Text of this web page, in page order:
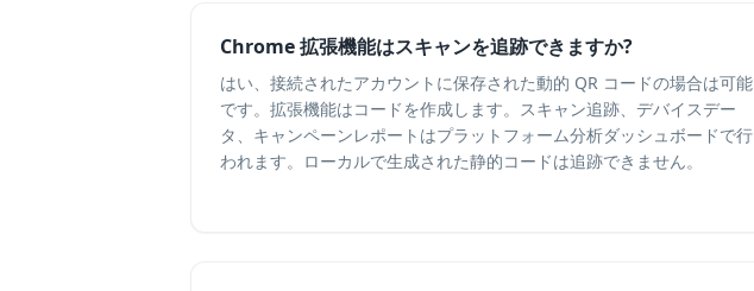
Chrome 拡張機能はスキャンを追跡できますか?
はい、接続されたアカウントに保存された動的 QR コードの場合は可能
です。拡張機能はコードを作成します。スキャン追跡、デバイスデー
タ、キャンペーンレポートはプラットフォーム分析ダッシュボードで行
われます。ローカルで生成された静的コードは追跡できません。